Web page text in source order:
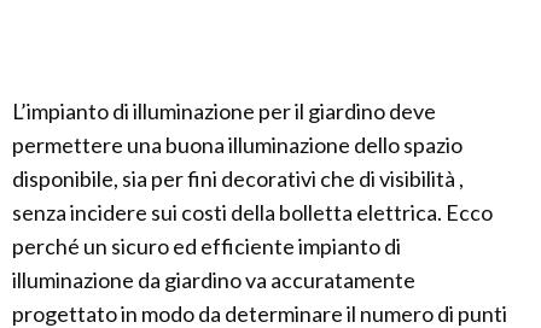
L’impianto di illuminazione per il giardino deve
permettere una buona illuminazione dello spazio
disponibile, sia per fini decorativi che di visibilità ,
senza incidere sui costi della bolletta elettrica. Ecco
perché un sicuro ed efficiente impianto di
illuminazione da giardino va accuratamente
progettato in modo da determinare il numero di punti